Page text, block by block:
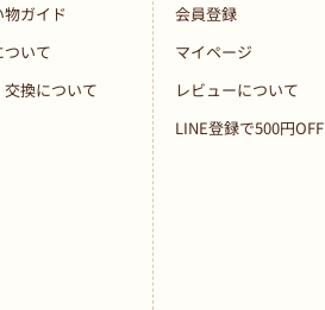
物ガイド
いて
換について
会員登録
マイページ
レビューについて
LINE登録で500円OFF